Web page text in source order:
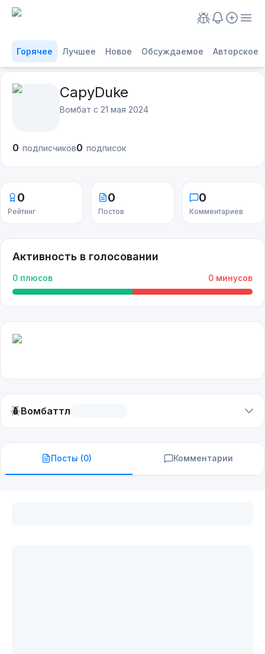
Горячее Лучшее Новое Обсуждаемое Авторское
CapyDuke
Вомбат с 21 мая 2024
0 подписчиков0 подписок
0
Рейтинг
0
Постов
0
Комментариев
Активность в голосовании
0 плюсов 0 минусов
🪲Вомбаттл
Посты (0) Комментарии